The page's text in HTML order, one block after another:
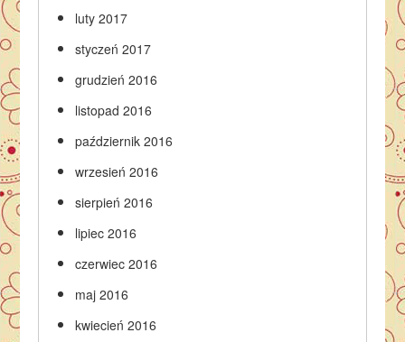
luty 2017
styczeń 2017
grudzień 2016
listopad 2016
październik 2016
wrzesień 2016
sierpień 2016
lipiec 2016
czerwiec 2016
maj 2016
kwiecień 2016